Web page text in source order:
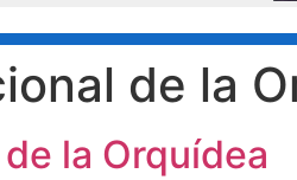
de la
la Orquídea